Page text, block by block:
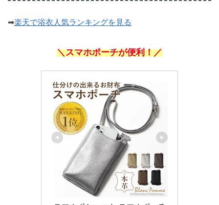
➡楽天で浴衣人気ランキングを見る
＼スマホポーチが便利！／